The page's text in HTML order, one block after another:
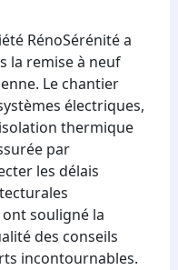
RénoSérénité a
la remise à neuf
Le chantier
électriques,
thermique
par
les délais
souligné la
des conseils
incontournables.